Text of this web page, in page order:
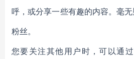
呼，或分享一些有趣的内容。毫
粉丝。
您要关注其他用户时，可以通